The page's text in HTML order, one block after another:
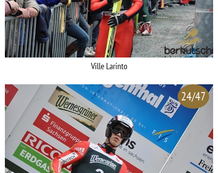
Ville Larinto
24/47